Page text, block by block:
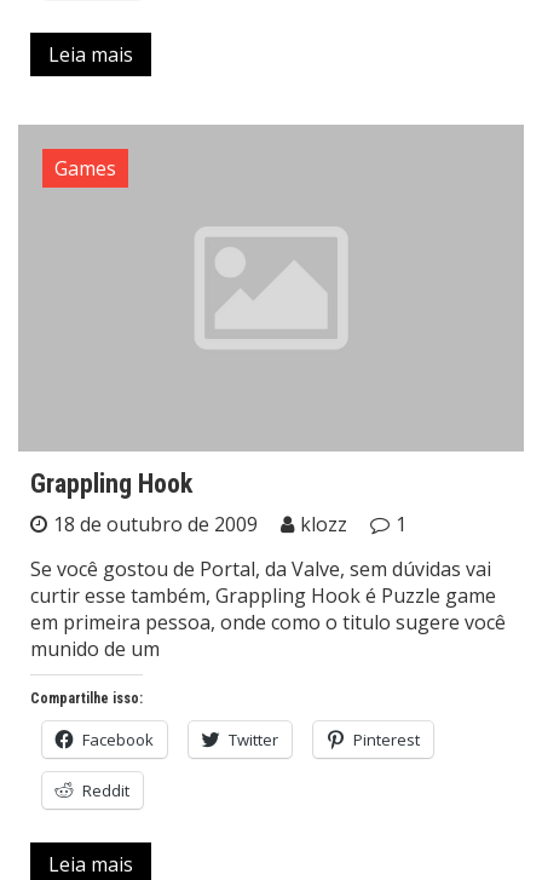
Leia mais
Games
Grappling Hook
18 de outubro de 2009 klozz
1
Se você gostou de Portal, da Valve, sem dúvidas vai
curtir esse também, Grappling Hook é Puzzle game
em primeira pessoa, onde como o titulo sugere você
munido de um
Compartilhe isso:
Facebook Twitter Pinterest
Reddit
Leia mais